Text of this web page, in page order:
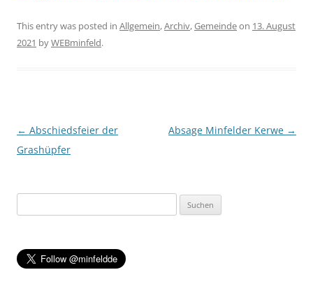
This entry was posted in Allgemein,Archiv,Gemeindeon 13. August
2021 byWEBminfeld.
Post navigation
← Abschiedsfeier der
Grashüpfer
Absage Minfelder Kerwe →
nach: